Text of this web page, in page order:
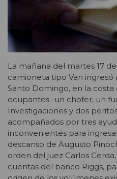
La mañana del martes 17
camioneta tipo Van ingresó
Santo Domingo, en la costa
ocupantes -un chofer, un
Investigaciones y dos
acompañados por tres
inconvenientes para
descanso de Augusto
orden del juez Carlos
cuentas del banco Riggs,